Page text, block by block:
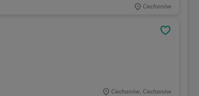
Ciechanów
Ciechanów, Ciechanów